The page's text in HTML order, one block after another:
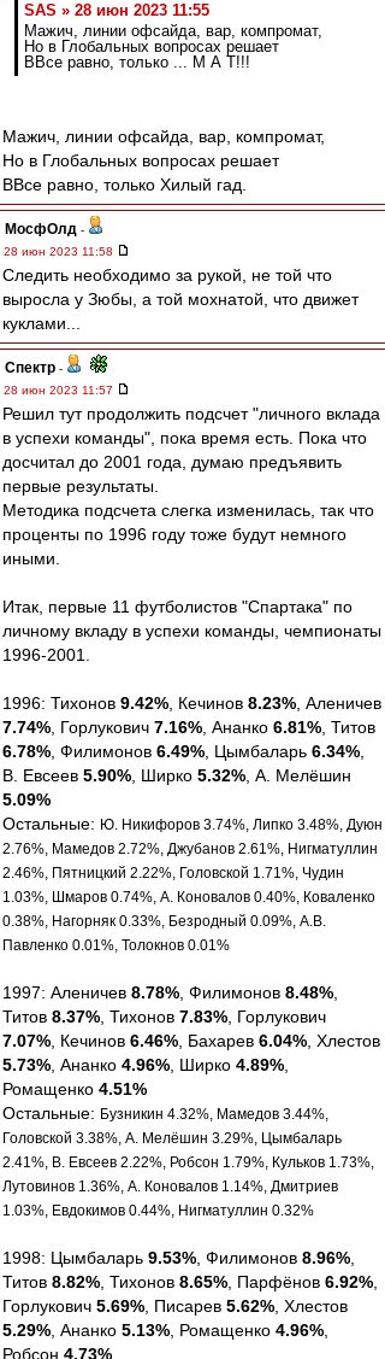
SAS » 28 июн 2023 11:55
Мажич, линии офсайда, вар, компромат,
Но в Глобальных вопросах решает
ВВсе равно, только ... М А Т!!!
Мажич, линии офсайда, вар, компромат,
Но в Глобальных вопросах решает
ВВсе равно, только Хилый гад.
МосфОлд -
28 июн 2023 11:58
Следить необходимо за рукой, не той что
выросла у Зюбы, а той мохнатой, что движет
куклами...
Спектр -
28 июн 2023 11:57
Решил тут продолжить подсчет "личного вклада
в успехи команды", пока время есть. Пока что
досчитал до 2001 года, думаю предъявить
первые результаты.
Методика подсчета слегка изменилась, так что
проценты по 1996 году тоже будут немного
иными.
Итак, первые 11 футболистов "Спартака" по
личному вкладу в успехи команды, чемпионаты
1996-2001.
1996: Тихонов 9.42% , Кечинов 8.23% , Аленичев
7.74% , Горлукович 7.16% , Ананко 6.81% , Титов
6.78% , Филимонов 6.49% , Цымбаларь 6.34%
В. Евсеев 5.90% , Ширко 5.32% , А. Мелёшин
5.09%
Остальные: Ю. Никифоров 3.74%, Липко 3.48%, Дуюн
2.76%, Мамедов 2.72%, Джубанов 2.61%, Нигматуллин
2.46%, Пятницкий 2.22%, Головской 1.71%, Чудин
1.03%, Шмаров 0.74%, А. Коновалов 0.40%, Коваленко
0.38%, Нагорняк 0.33%, Безродный 0.09%, А.В.
Павленко 0.01%, Толокнов 0.01%
1997: Аленичев 8.78% , Филимонов 8.48%
Титов 8.37% , Тихонов 7.83% , Горлукович
7.07% , Кечинов 6.46% , Бахарев 6.04% , Хлестов
5.73% , Ананко 4.96% , Ширко 4.89%
Ромащенко 4.51%
Остальные: Бузникин 4.32%, Мамедов 3.44%,
Головской 3.38%, А. Мелёшин 3.29%, Цымбаларь
2.41%, В. Евсеев 2.22%, Робсон 1.79%, Кульков 1.73%,
Лутовинов 1.36%, А. Коновалов 1.14%, Дмитриев
1.03%, Евдокимов 0.44%, Нигматуллин 0.32%
1998: Цымбаларь 9.53% , Филимонов 8.96%
Титов 8.82% , Тихонов 8.65% , Парфёнов 6.92%
Горлукович 5.69% , Писарев 5.62% , Хлестов
5.29% , Ананко 5.13% , Ромащенко 4.96%
Робсон 4.73%